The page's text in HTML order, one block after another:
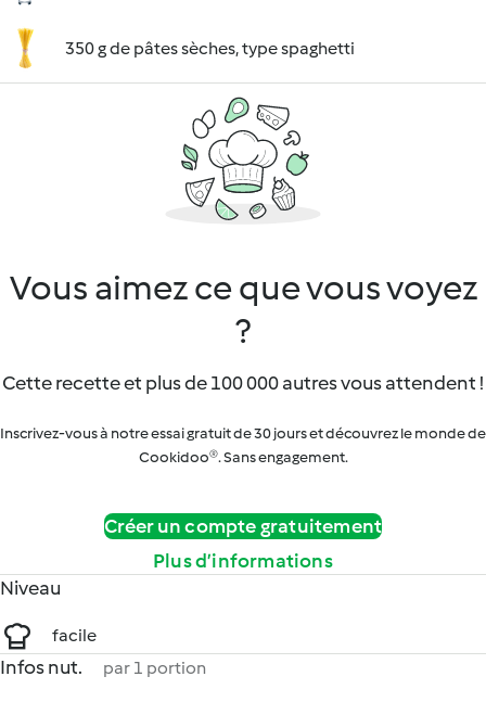
350 g de pâtes sèches, type spaghetti
Vous aimez ce que vous voyez
?
Cette recette et plus de 100 000 autres vous attendent !
Inscrivez-vous à notre essai gratuit de 30 jours et découvrez le monde de
Cookidoo®. Sans engagement.
Créer un compte gratuitement
Plus d’informations
Niveau
facile
Infos nut. par 1 portion